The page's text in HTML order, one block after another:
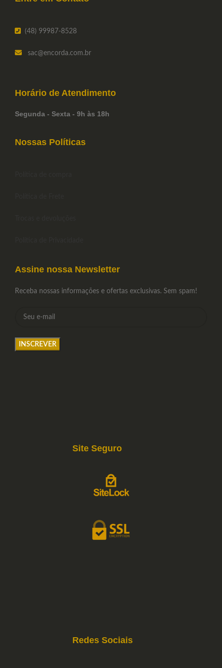
(48) 99987-8528
sac@encorda.com.br
Horário de Atendimento
Segunda - Sexta - 9h às 18h
Nossas Políticas
Assine nossa Newsletter
Receba nossas informações e ofertas exclusivas. Sem spam!
Site Seguro
Redes Sociais